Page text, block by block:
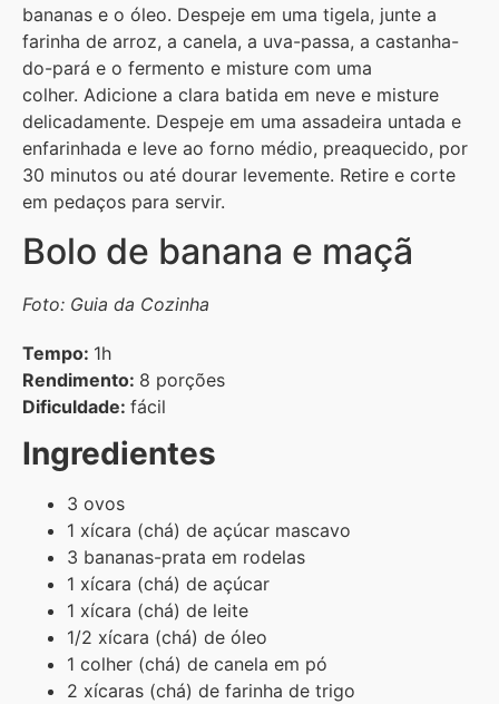
bananas e o óleo. Despeje em uma tigela, junte a
farinha de arroz, a canela, a uva-passa, a castanha-
do-pará e o fermento e misture com uma
colher. Adicione a clara batida em neve e misture
delicadamente. Despeje em uma assadeira untada e
enfarinhada e leve ao forno médio, preaquecido, por
30 minutos ou até dourar levemente. Retire e corte
em pedaços para servir.
Bolo de banana e maçã
Foto: Guia da Cozinha
Tempo: 1h
Rendimento: 8 porções
Dificuldade: fácil
Ingredientes
3 ovos
1 xícara (chá) de açúcar mascavo
3 bananas-prata em rodelas
1 xícara (chá) de açúcar
1 xícara (chá) de leite
1/2 xícara (chá) de óleo
1 colher (chá) de canela em pó
2 xícaras (chá) de farinha de trigo